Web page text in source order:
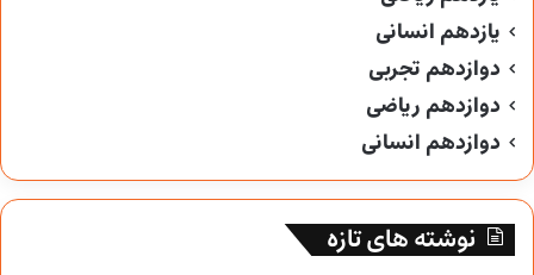
یازدهم انسانی
دوازدهم تجربی
دوازدهم ریاضی
دوازدهم انسانی
نوشته های تازه